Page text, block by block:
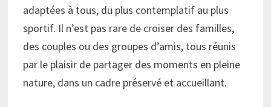
adaptées à tous, du plus contemplatif au plus
sportif. Il n’est pas rare de croiser des familles,
des couples ou des groupes d’amis, tous réunis
par le plaisir de partager des moments en pleine
nature, dans un cadre préservé et accueillant.